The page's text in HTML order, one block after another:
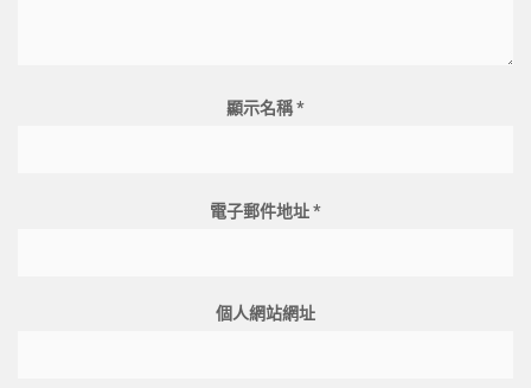
顯示名稱*
電子郵件地址*
個人網站網址